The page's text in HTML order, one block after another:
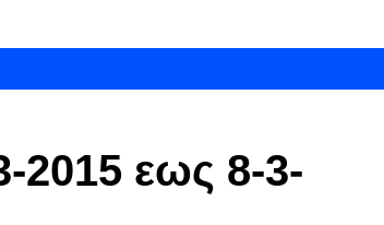
2015 εως 8-3-